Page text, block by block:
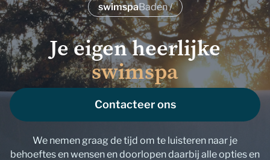
Baden /
swimspa
Je eigen heerlijke
swimspa
We nemen graag de tijd om te luisteren naar je
behoeftes en wensen en doorlopen daarbij alle opties en
Contacteer ons